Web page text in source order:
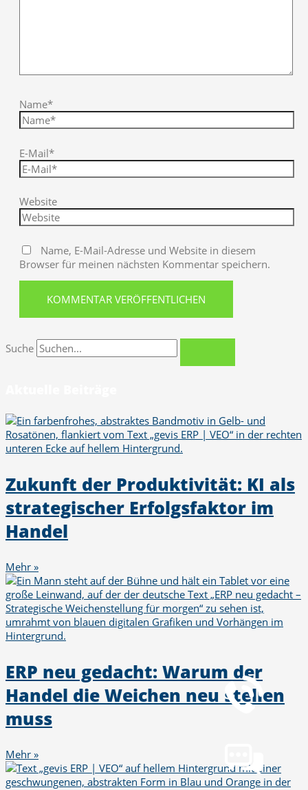
+49 251 7000-02
Mail
Name*
E-Mail*
Website
Name, E-Mail-Adresse und Website in diesem
Browser für meinen nächsten Kommentar speichern.
Suche
Zukunft der Produktivität: KI als
strategischer Erfolgsfaktor im
Handel
Mehr »
ERP neu gedacht: Warum der
Handel die Weichen neu stellen
muss
Mehr »